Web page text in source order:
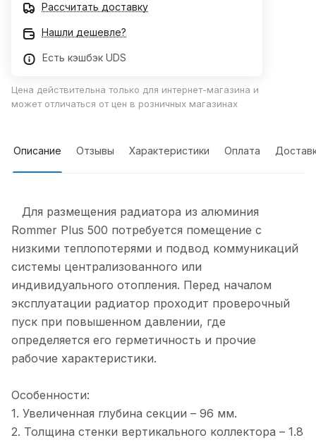
Рассчитать доставку
Нашли дешевле?
Есть кэшбэк UDS
Цена действительна только для интернет-магазина и
может отличаться от цен в розничных магазинах
Описание Отзывы Характеристики Оплата
Для размещения радиатора из алюминия
Rommer Plus 500 потребуется помещение с
низкими теплопотерями и подвод коммуникаций
системы централизованного или
индивидуального отопления. Перед началом
эксплуатации радиатор проходит проверочный
пуск при повышенном давлении, где
определяется его герметичность и прочие
рабочие характеристики.
Особенности:
1. Увеличенная глубина секции – 96 мм.
2. Толщина стенки вертикального коллектора – 1.8